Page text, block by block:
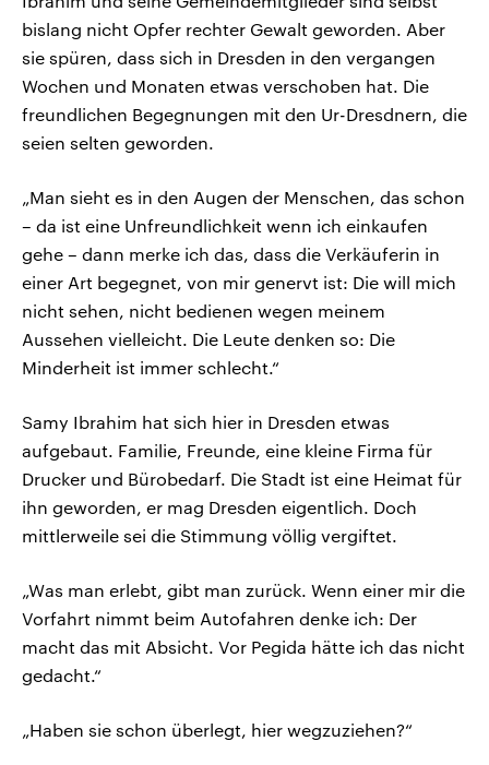
bislang nicht Opfer rechter Gewalt geworden. Aber
sie spüren, dass sich in Dresden in den vergangen
Wochen und Monaten etwas verschoben hat. Die
freundlichen Begegnungen mit den Ur-Dresdnern, die
seien selten geworden.
„Man sieht es in den Augen der Menschen, das schon
– da ist eine Unfreundlichkeit wenn ich einkaufen
gehe – dann merke ich das, dass die Verkäuferin in
einer Art begegnet, von mir genervt ist: Die will mich
nicht sehen, nicht bedienen wegen meinem
Aussehen vielleicht. Die Leute denken so: Die
Minderheit ist immer schlecht.“
Samy Ibrahim hat sich hier in Dresden etwas
aufgebaut. Familie, Freunde, eine kleine Firma für
Drucker und Bürobedarf. Die Stadt ist eine Heimat für
ihn geworden, er mag Dresden eigentlich. Doch
mittlerweile sei die Stimmung völlig vergiftet.
„Was man erlebt, gibt man zurück. Wenn einer mir die
Vorfahrt nimmt beim Autofahren denke ich: Der
macht das mit Absicht. Vor Pegida hätte ich das nicht
gedacht.“
„Haben sie schon überlegt, hier wegzuziehen?“